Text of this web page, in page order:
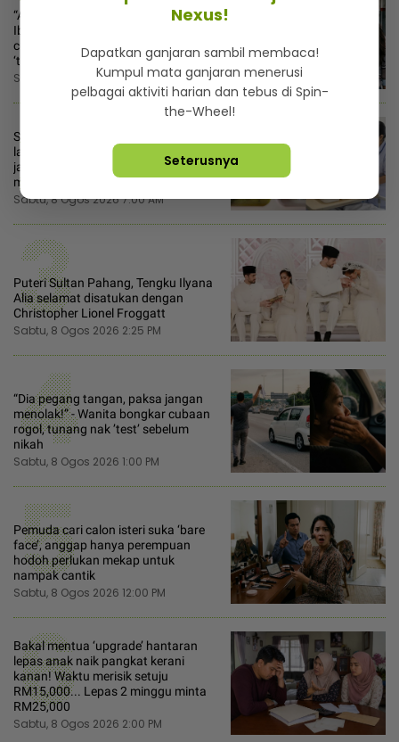
“Akak belanja air, boleh la sayang” -
Ibu tunggal hantar foto tayang dada,
cubaan goda mekanik minta diskaun
‘timing belt’
Sabtu, 8 Ogos 2026 10:00 AM
2
Sayu hati tengok pesakit nak buang
lauk hospital, petugas KKM minta
jamah - “Baik bagi saya, belum
makan dari pagi”
Sabtu, 8 Ogos 2026 7:00 AM
3
Puteri Sultan Pahang, Tengku Ilyana
Alia selamat disatukan dengan
Christopher Lionel Froggatt
Sabtu, 8 Ogos 2026 2:25 PM
4
“Dia pegang tangan, paksa jangan
menolak!” - Wanita bongkar cubaan
rogol, tunang nak ’test’ sebelum
nikah
Sabtu, 8 Ogos 2026 1:00 PM
5
Pemuda cari calon isteri suka ‘bare
face’, anggap hanya perempuan
hodoh perlukan mekap untuk
nampak cantik
Sabtu, 8 Ogos 2026 12:00 PM
6
Bakal mentua ‘upgrade’ hantaran
lepas anak naik pangkat kerani
kanan! Waktu merisik setuju
RM15,000... Lepas 2 minggu minta
RM25,000
Sabtu, 8 Ogos 2026 2:00 PM
Nexus!
Dapatkan ganjaran sambil membaca!
Kumpul mata ganjaran menerusi
pelbagai aktiviti harian dan tebus di Spin-
the-Wheel!
Seterusnya